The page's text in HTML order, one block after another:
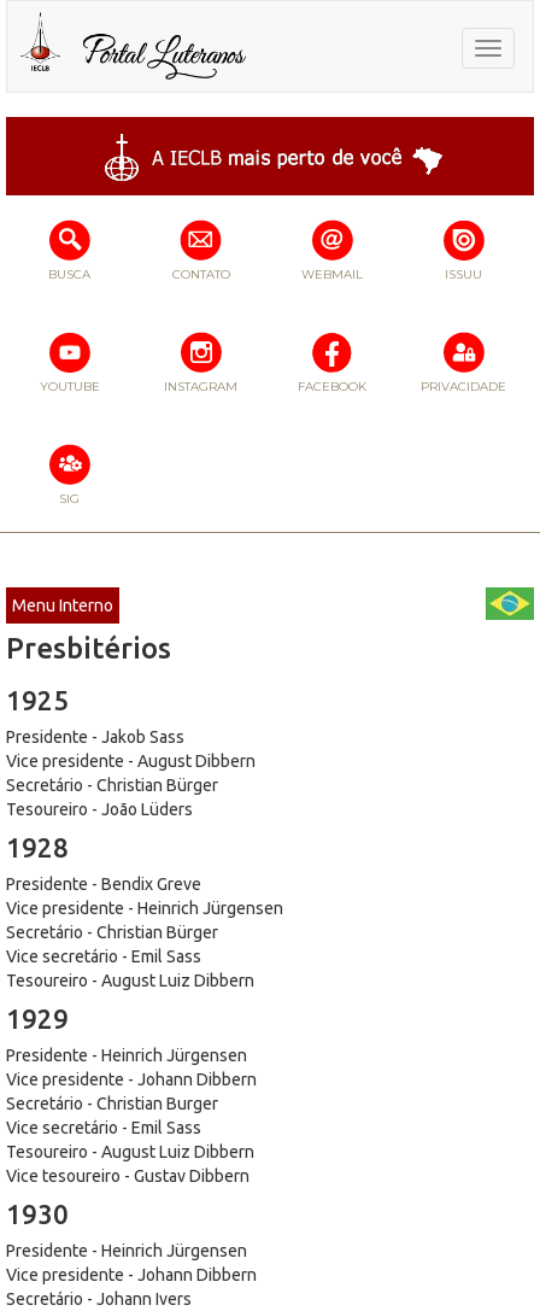
Toggle
BUSCA CONTATO WEBMAIL ISSUU
YOUTUBE INSTAGRAM FACEBOOK PRIVACIDADE
SIG
Menu Interno
Presbitérios
1925
Presidente - Jakob Sass
Vice presidente - August Dibbern
Secretário - Christian Bürger
Tesoureiro - João Lüders
1928
Presidente - Bendix Greve
Vice presidente - Heinrich Jürgensen
Secretário - Christian Bürger
Vice secretário - Emil Sass
Tesoureiro - August Luiz Dibbern
1929
Presidente - Heinrich Jürgensen
Vice presidente - Johann Dibbern
Secretário - Christian Burger
Vice secretário - Emil Sass
Tesoureiro - August Luiz Dibbern
Vice tesoureiro - Gustav Dibbern
1930
Presidente - Heinrich Jürgensen
Vice presidente - Johann Dibbern
Secretário - Johann Ivers